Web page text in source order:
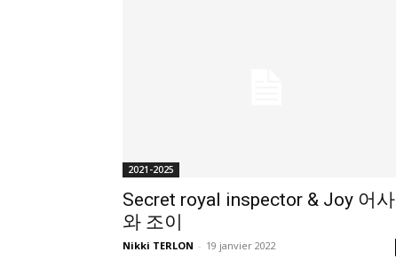
2021-2025
Secret royal inspector & Joy 어사
와 조이
Nikki TERLON - 19 janvier 2022